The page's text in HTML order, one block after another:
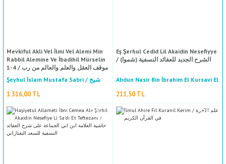
Tarihul Hulefai'r Raşidin 1-5 / تاريخ الخلفاء الراشدين ١-٥
Mevkiful Akli Vel İlmi Vel Alemi Min
Rabbil Alemine Ve İbadihil Mürselin
1-4 / موقف العقل والعلم والعالم من رب
العالمين وعباده المرسلين ١-٤
Şeyhul İslam Mustafa Sabri / شيخ
الاسلام مصطفى صبري
1.316,00 TL
Eş Şerhul Cedid Lil Akaidin Nesefiyye
/ الشرح الجديد للعقائد النسفية (شموا)
Abdun Nasir Bin İbrahim El Kursavi El
Kazani / عبد النصير بن إبراهيم
القورصاوي القازاني
211,50 TL